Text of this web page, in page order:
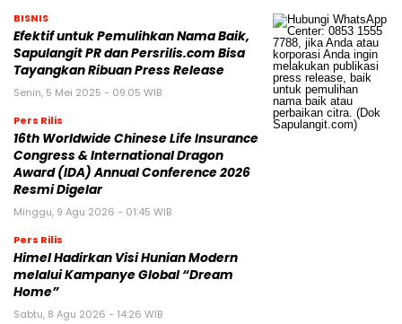
BISNIS
Efektif untuk Pemulihkan Nama Baik,
Sapulangit PR dan Persrilis.com Bisa
Tayangkan Ribuan Press Release
Senin, 5 Mei 2025 - 09:05 WIB
Pers Rilis
16th Worldwide Chinese Life Insurance
Congress & International Dragon
Award (IDA) Annual Conference 2026
Resmi Digelar
Minggu, 9 Agu 2026 - 01:45 WIB
Pers Rilis
Himel Hadirkan Visi Hunian Modern
melalui Kampanye Global “Dream
Home”
Sabtu, 8 Agu 2026 - 14:26 WIB